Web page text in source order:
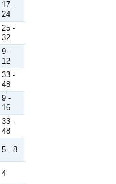
17 -
24
25 -
32
9 -
12
33 -
48
9 -
16
33 -
48
5 - 8
4